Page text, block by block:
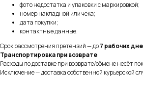
фото недостатка и упаковки с маркировкой;
номер накладной или чека;
дата покупки;
контактные данные.
Срок рассмотрения претензий — до7 рабочих
Транспортировка при возврате
Расходы по доставке при возврате/обмене несёт
Исключение — доставка собственной курьерской